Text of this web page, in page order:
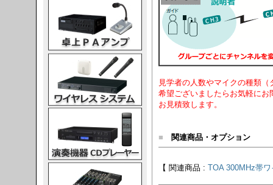
見学者の人数やマイクの種類
希望ございましたらお気軽にお
お見積致します。
■ 関連商品・オプション
【 関連商品 : TOA 300MHz帯